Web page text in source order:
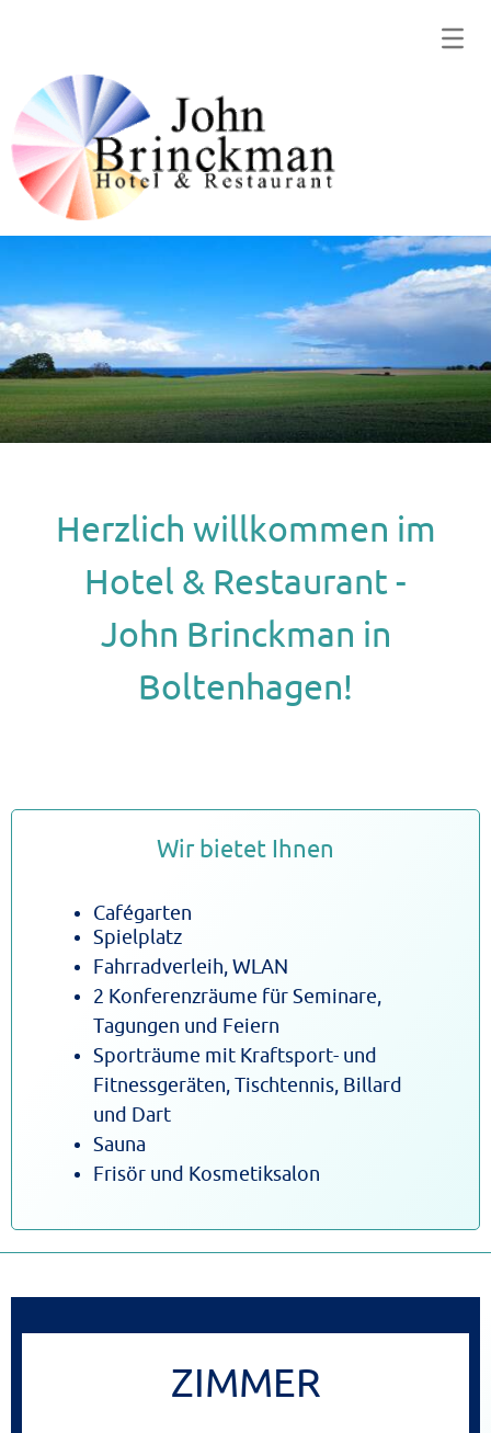
Herzlich willkommen im
Hotel & Restaurant -
John Brinckman in
Boltenhagen!
Wir bietet Ihnen
Cafégarten
Spielplatz
Fahrradverleih, WLAN
2 Konferenzräume für Seminare,
Tagungen und Feiern
Sporträume mit Kraftsport- und
Fitnessgeräten, Tischtennis, Billard
und Dart
Sauna
Frisör und Kosmetiksalon
ZIMMER